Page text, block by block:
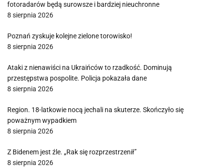
fotoradarów będą surowsze i bardziej nieuchronne
8 sierpnia 2026
Poznań zyskuje kolejne zielone torowisko!
8 sierpnia 2026
Ataki z nienawiści na Ukraińców to rzadkość. Dominują
przestępstwa pospolite. Policja pokazała dane
8 sierpnia 2026
Region. 18-latkowie nocą jechali na skuterze. Skończyło się
poważnym wypadkiem
8 sierpnia 2026
Z Bidenem jest źle. „Rak się rozprzestrzenił”
8 sierpnia 2026